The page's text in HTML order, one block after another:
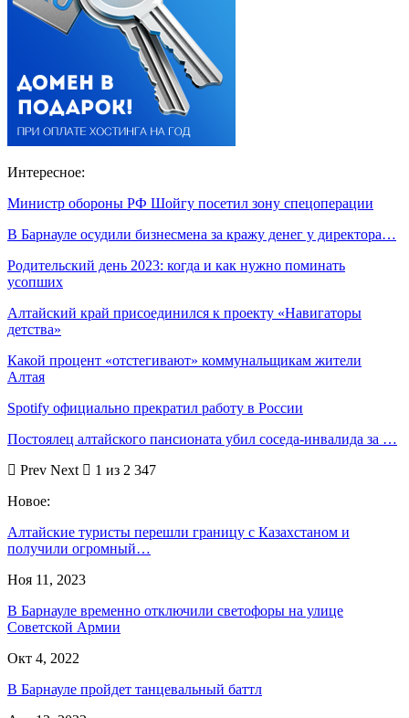
Интересное:
Министр обороны РФ Шойгу посетил зону спецоперации
В Барнауле осудили бизнесмена за кражу денег у директора…
Родительский день 2023: когда и как нужно поминать
усопших
Алтайский край присоединился к проекту «Навигаторы
детства»
Какой процент «отстегивают» коммунальщикам жители
Алтая
Spotify официально прекратил работу в России
Постоялец алтайского пансионата убил соседа-инвалида за …
Prev Next
1 из 2 347
Новое:
Алтайские туристы перешли границу с Казахстаном и
получили огромный…
Ноя 11, 2023
В Барнауле временно отключили светофоры на улице
Советской Армии
Окт 4, 2022
В Барнауле пройдет танцевальный баттл